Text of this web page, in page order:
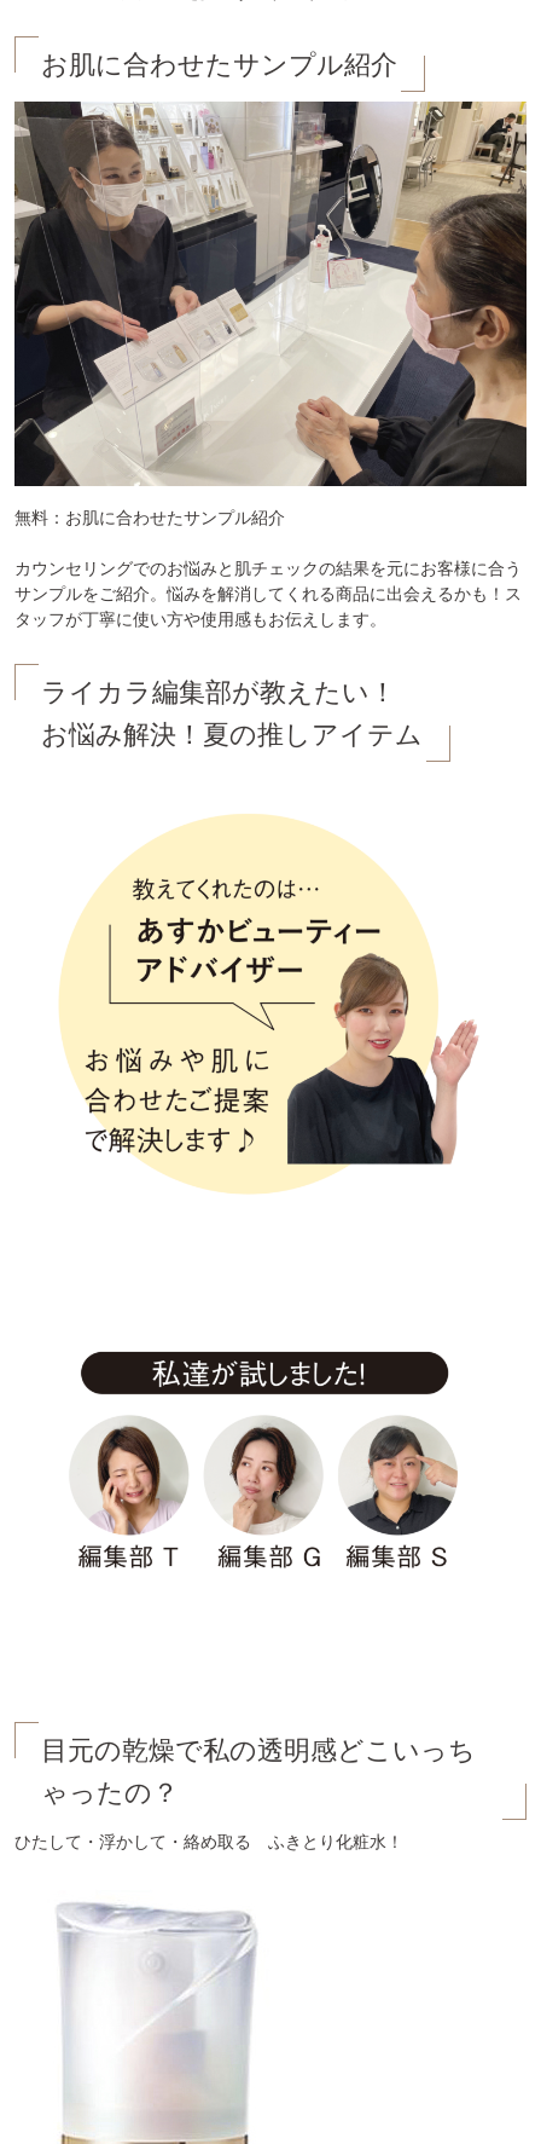
お肌に合わせたサンプル紹介
無料：お肌に合わせたサンプル紹介
カウンセリングでのお悩みと肌チェックの結果を元にお客様に合う
サンプルをご紹介。悩みを解消してくれる商品に出会えるかも！ス
タッフが丁寧に使い方や使用感もお伝えします。
ライカラ編集部が教えたい！
お悩み解決！夏の推しアイテム
目元の乾燥で私の透明感どこいっち
ゃったの？
ひたして・浮かして・絡め取る　ふきとり化粧水！